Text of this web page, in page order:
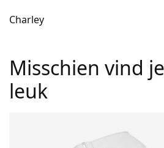
Charley
Misschien vind
leuk